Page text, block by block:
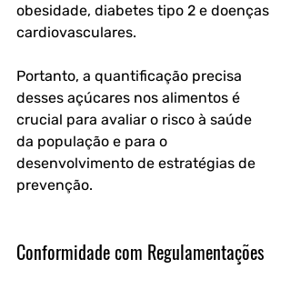
obesidade, diabetes tipo 2 e doenças
cardiovasculares.
Portanto, a quantificação precisa
desses açúcares nos alimentos é
crucial para avaliar o risco à saúde
da população e para o
desenvolvimento de estratégias de
prevenção.
Conformidade com Regulamentações